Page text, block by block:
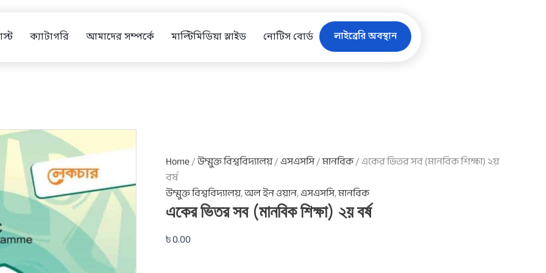
ক্যাটাগরি আমাদের সম্পর্কে মাল্টিমিডিয়া স্লাইড নোটিস বোর্ড লাইব্রেরি অবস্থান
Home/উম্মুক্ত বিশ্ববিদ্যালয়/এসএসসি/মানবিক/ একের ভিতর সব (মানবিক শিক্ষা) ২য়
বর্ষ
উম্মুক্ত বিশ্ববিদ্যালয়,অল ইন ওয়ান,এসএসসি,মানবিক
একের ভিতর সব (মানবিক শিক্ষা) ২য় বর্ষ
৳0.00
(মানবিক